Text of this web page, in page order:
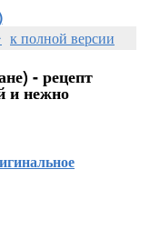
к полной версии
- рецепт
и нежно